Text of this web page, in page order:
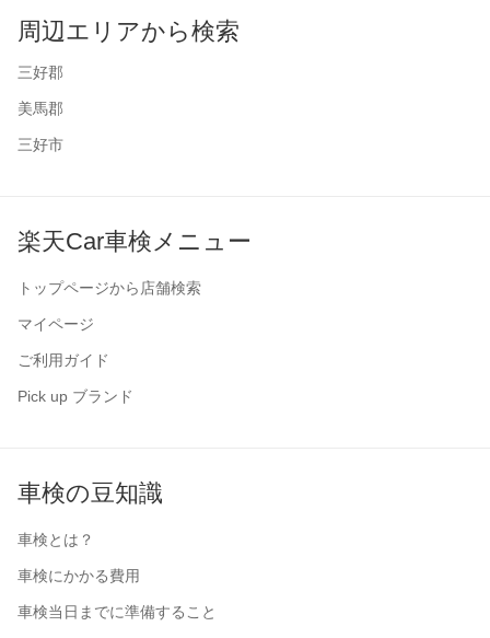
周辺エリアから検索
三好郡
美馬郡
三好市
楽天Car車検メニュー
トップページから店舗検索
マイページ
ご利用ガイド
Pick up ブランド
車検の豆知識
車検とは？
車検にかかる費用
車検当日までに準備すること